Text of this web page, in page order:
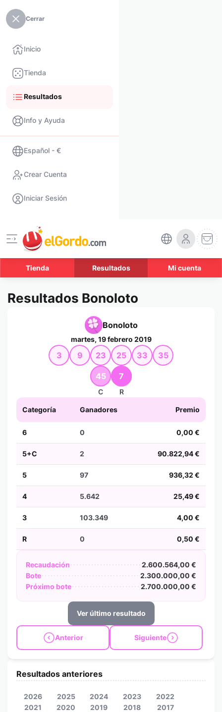
Cerrar
Inicio
Tienda
Resultados
Info y Ayuda
Español - €
Crear Cuenta
Iniciar Sesión
Tienda Resultados Mi cuenta
Resultados Bonoloto
Bonoloto
martes, 19 febrero 2019
3 9 23 25 33 35
45
C
7
R
Categoría Ganadores Premio
6 0 0,00 €
5+C 2 90.822,94 €
5 97 936,32 €
4 5.642 25,49 €
3 103.349 4,00 €
R 0 0,50 €
Recaudación
2.600.564,00 €
Bote
2.300.000,00 €
Próximo bote
2.700.000,00 €
Ver último resultado
Anterior Siguiente
Resultados anteriores
2026 2025 2024 2023
2022
2021
2020 2019 2018
2017